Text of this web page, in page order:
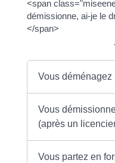
<span
démissionne, ai-je le
</span>
Vous déménagez
Vous
(après un
Vous partez en